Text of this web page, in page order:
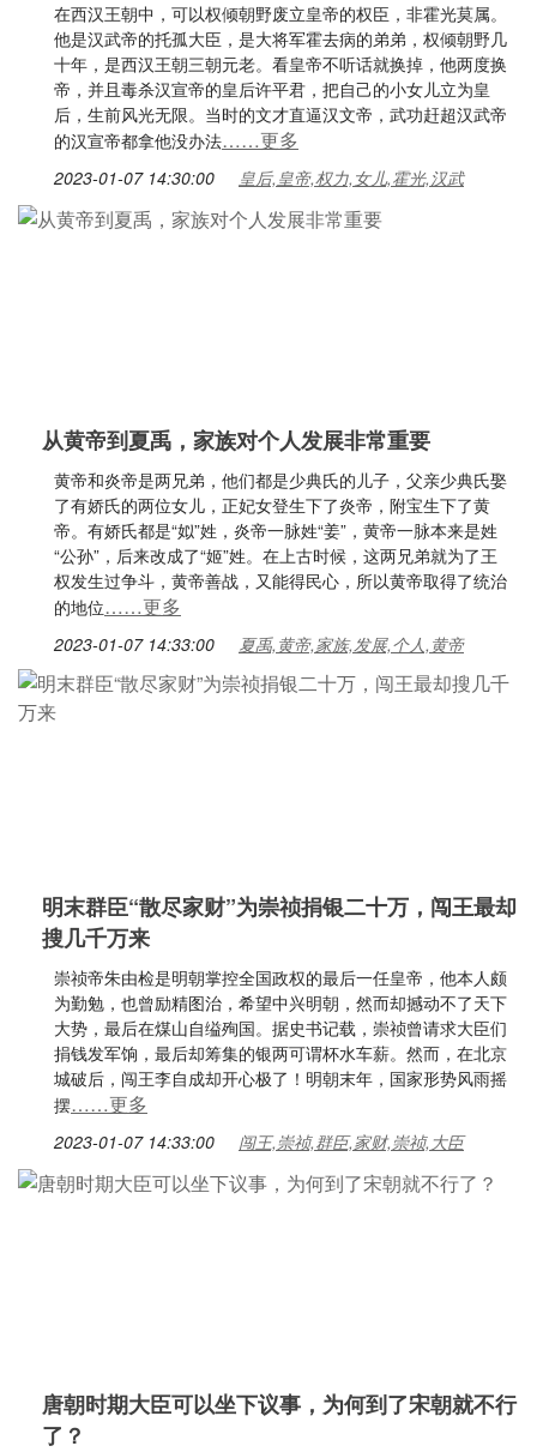
在西汉王朝中，可以权倾朝野废立皇帝的权臣，非霍光莫属。
他是汉武帝的托孤大臣，是大将军霍去病的弟弟，权倾朝野几
十年，是西汉王朝三朝元老。看皇帝不听话就换掉，他两度换
帝，并且毒杀汉宣帝的皇后许平君，把自己的小女儿立为皇
后，生前风光无限。当时的文才直逼汉文帝，武功赶超汉武帝
的汉宣帝都拿他没办法……更多
2023-01-07 14:30:00 皇后,皇帝,权力,女儿,霍光,汉武
从黄帝到夏禹，家族对个人发展非常重要
黄帝和炎帝是两兄弟，他们都是少典氏的儿子，父亲少典氏娶
了有娇氏的两位女儿，正妃女登生下了炎帝，附宝生下了黄
帝。有娇氏都是“姒”姓，炎帝一脉姓“姜”，黄帝一脉本来是姓
“公孙”，后来改成了“姬”姓。在上古时候，这两兄弟就为了王
权发生过争斗，黄帝善战，又能得民心，所以黄帝取得了统治
的地位……更多
2023-01-07 14:33:00 夏禹,黄帝,家族,发展,个人,黄帝
明末群臣“散尽家财”为崇祯捐银二十万，闯王最却
搜几千万来
崇祯帝朱由检是明朝掌控全国政权的最后一任皇帝，他本人颇
为勤勉，也曾励精图治，希望中兴明朝，然而却撼动不了天下
大势，最后在煤山自缢殉国。据史书记载，崇祯曾请求大臣们
捐钱发军饷，最后却筹集的银两可谓杯水车薪。然而，在北京
城破后，闯王李自成却开心极了！明朝末年，国家形势风雨摇
摆……更多
2023-01-07 14:33:00 闯王,崇祯,群臣,家财,崇祯,大臣
唐朝时期大臣可以坐下议事，为何到了宋朝就不行
了？